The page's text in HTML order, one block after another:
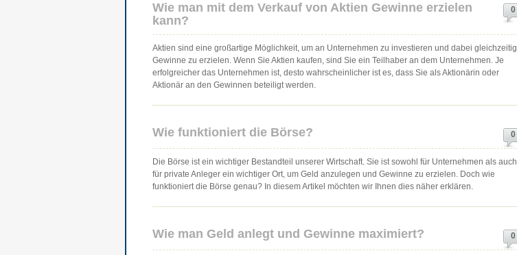
0
Wie man mit dem Verkauf von Aktien Gewinne erzielen
kann?
Aktien sind eine großartige Möglichkeit, um an Unternehmen zu investieren und dabei gleichzeitig
Gewinne zu erzielen. Wenn Sie Aktien kaufen, sind Sie ein Teilhaber an dem Unternehmen. Je
erfolgreicher das Unternehmen ist, desto wahrscheinlicher ist es, dass Sie als Aktionärin oder
Aktionär an den Gewinnen beteiligt werden.
0
Wie funktioniert die Börse?
Die Börse ist ein wichtiger Bestandteil unserer Wirtschaft. Sie ist sowohl für Unternehmen als auch
für private Anleger ein wichtiger Ort, um Geld anzulegen und Gewinne zu erzielen. Doch wie
funktioniert die Börse genau? In diesem Artikel möchten wir Ihnen dies näher erklären.
0
Wie man Geld anlegt und Gewinne maximiert?